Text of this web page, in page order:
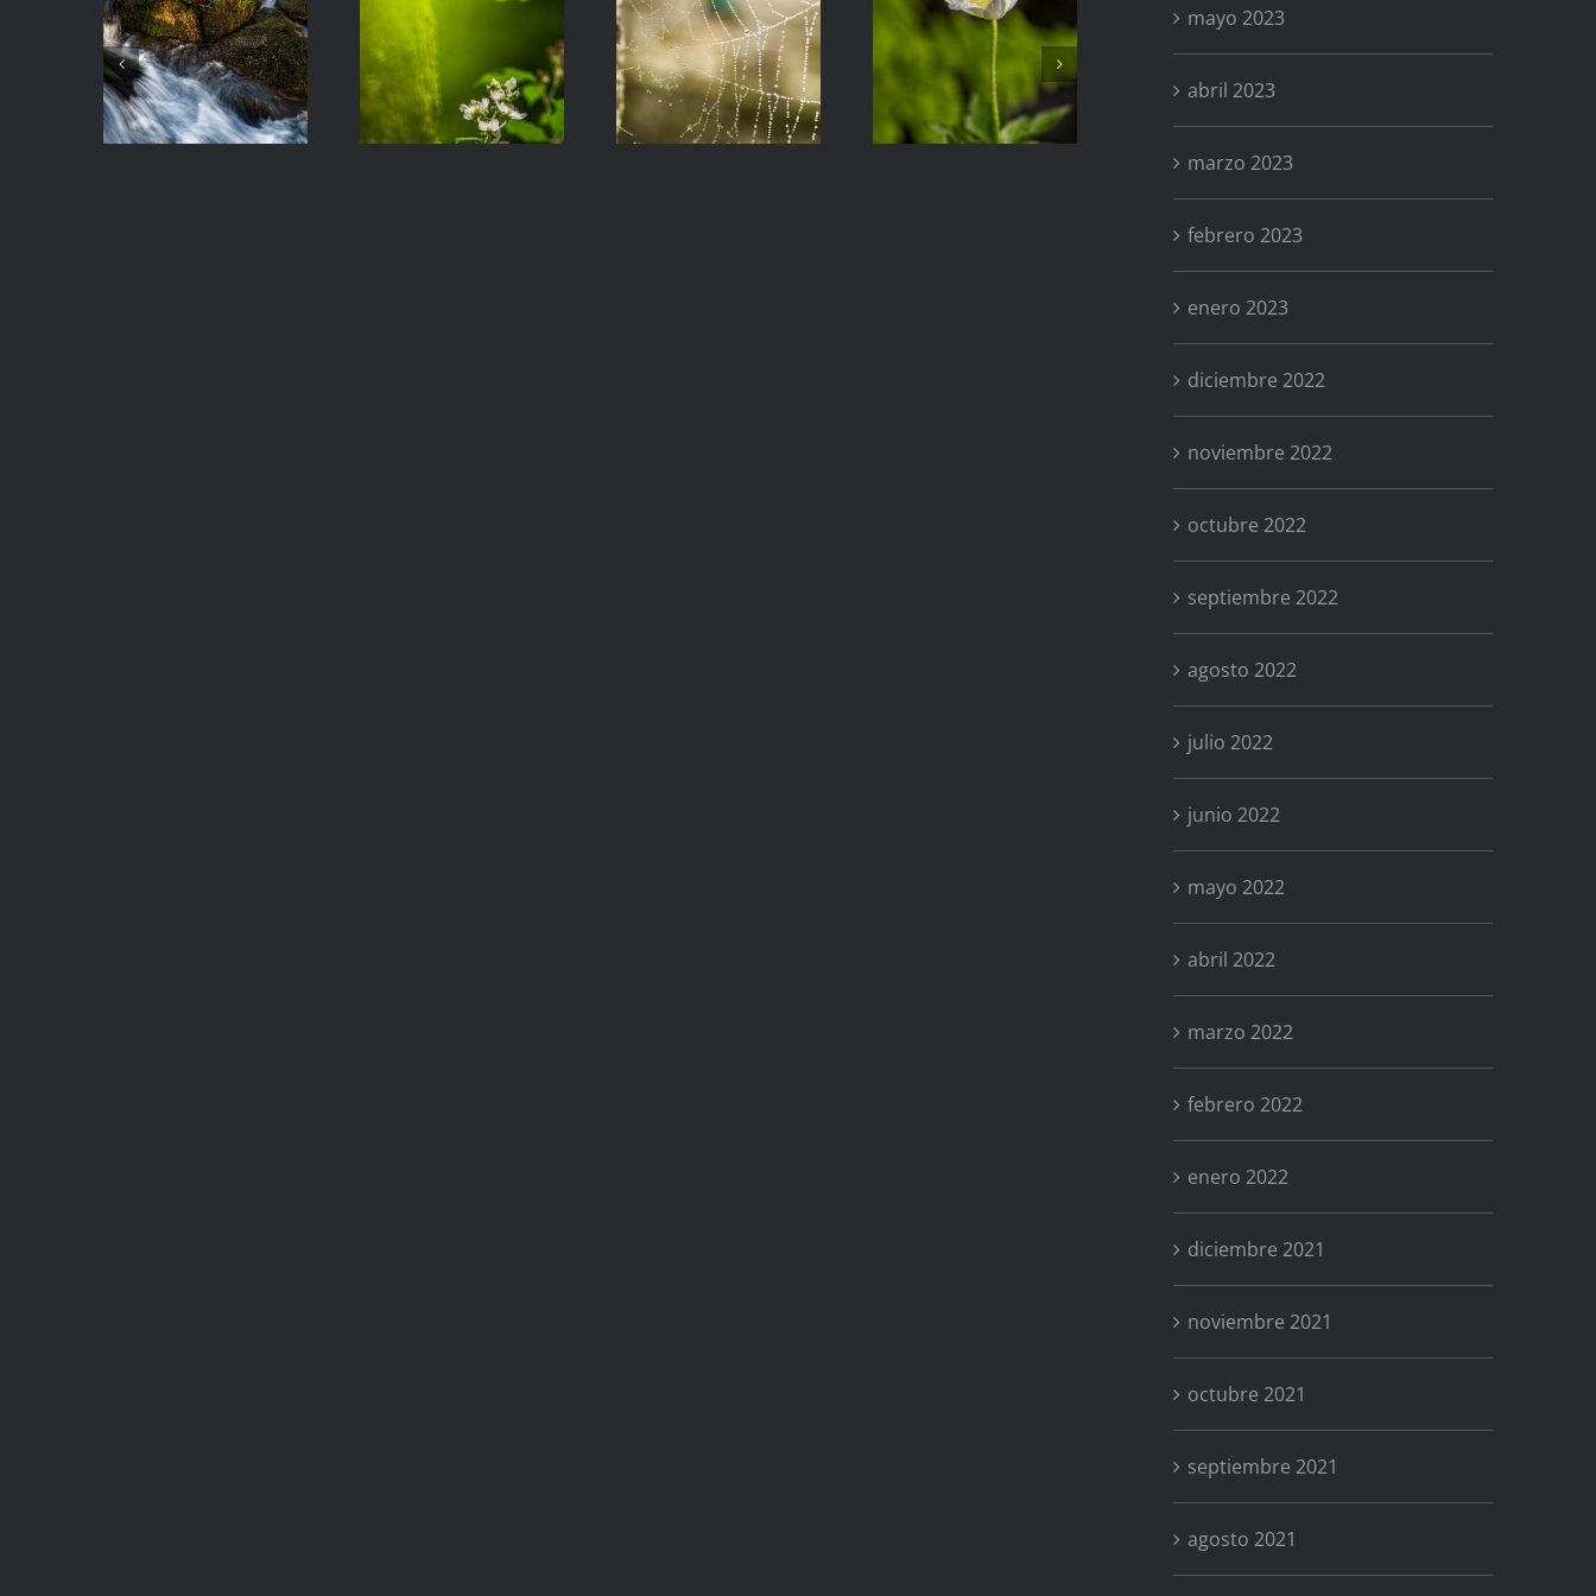
Hierba
Zarzamora
Adornos Anémona
mayo 2023
abril 2023
marzo 2023
febrero 2023
enero 2023
diciembre 2022
noviembre 2022
octubre 2022
septiembre 2022
agosto 2022
julio 2022
junio 2022
mayo 2022
abril 2022
marzo 2022
febrero 2022
enero 2022
diciembre 2021
noviembre 2021
octubre 2021
septiembre 2021
agosto 2021